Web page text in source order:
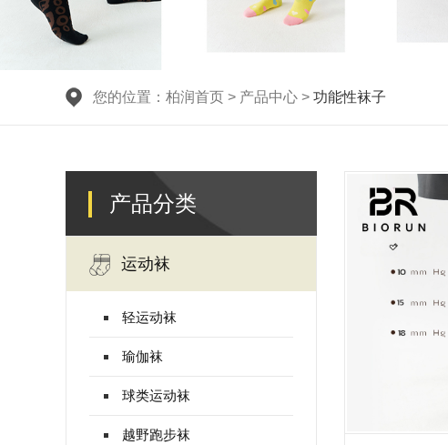
您的位置： 柏润首页 > 产品中心 > 功能性袜子
产品分类
运动袜
轻运动袜
瑜伽袜
球类运动袜
越野跑步袜